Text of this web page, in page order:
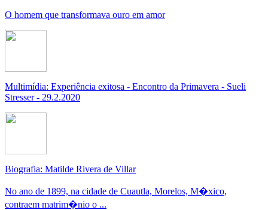
O homem que transformava ouro em amor
Multimídia: Experiência exitosa - Encontro da Primavera - Sueli
Stresser - 29.2.2020
Biografia: Matilde Rivera de Villar
No ano de 1899, na cidade de Cuautla, Morelos, M�xico,
contraem matrim�nio o ...